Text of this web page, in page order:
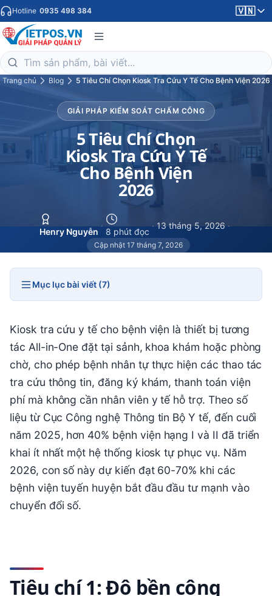
Hotline 0935 498 384 🇻🇳
Trang chủ Blog 5 Tiêu Chí Chọn Kiosk Tra Cứu Y Tế Cho Bệnh Viện 2026
GIẢI PHÁP KIỂM SOÁT CHẤM CÔNG
5 Tiêu Chí Chọn
Kiosk Tra Cứu Y Tế
Cho Bệnh Viện
2026
Henry Nguyễn
·
8 phút đọc
· 13 tháng 5, 2026 ·
Cập nhật 17 tháng 7, 2026
Mục lục bài viết (7)
Kiosk tra cứu y tế cho bệnh viện là thiết bị tương
tác All-in-One đặt tại sảnh, khoa khám hoặc phòng
chờ, cho phép bệnh nhân tự thực hiện các thao tác
tra cứu thông tin, đăng ký khám, thanh toán viện
phí mà không cần nhân viên y tế hỗ trợ. Theo số
liệu từ Cục Công nghệ Thông tin Bộ Y tế, đến cuối
năm 2025, hơn 40% bệnh viện hạng I và II đã triển
khai ít nhất một hệ thống kiosk tự phục vụ. Năm
2026, con số này dự kiến đạt 60-70% khi các
bệnh viện tuyến huyện bắt đầu đầu tư mạnh vào
chuyển đổi số.
Tiêu chí 1: Độ bền công